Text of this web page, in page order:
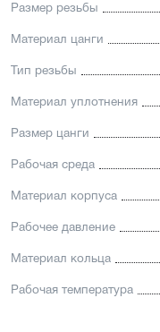
Размер резьбы
Материал цанги
Тип резьбы
Материал уплотнения
Размер цанги
Рабочая среда
Материал корпуса
Рабочее давление
Материал кольца
Рабочая температура